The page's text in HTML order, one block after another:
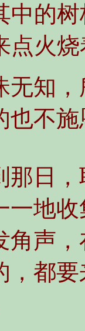
中的
点火
无知
也不
那日
一地
角声
，都